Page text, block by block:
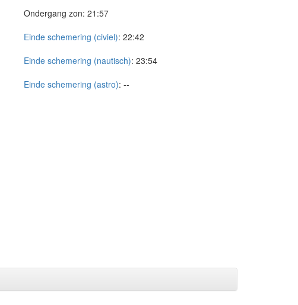
Ondergang zon: 21:57
Einde schemering (civiel): 22:42
Einde schemering (nautisch): 23:54
Einde schemering (astro): --